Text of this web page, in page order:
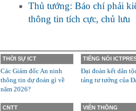
Thủ tướng: Báo chí phải
thông tin tích cực, chủ lưu
THỜI SỰ ICT
Các Giám đốc An ninh
thông tin dự đoán gì về
năm 2026?
TIẾNG NÓI
Đại đoàn kết dân
tảng tư tưởng của
CNTT VIỄN THÔNG